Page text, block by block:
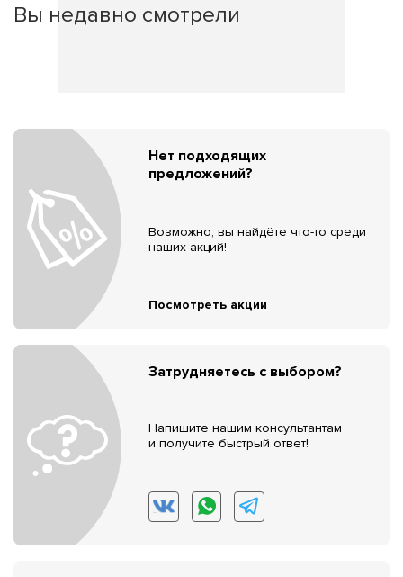
Вы недавно смотрели
Нет подходящих
предложений?
Возможно, вы найдёте что-то среди
наших акций!
Посмотреть акции
Затрудняетесь с выбором?
Напишите нашим консультантам
и получите быстрый ответ!